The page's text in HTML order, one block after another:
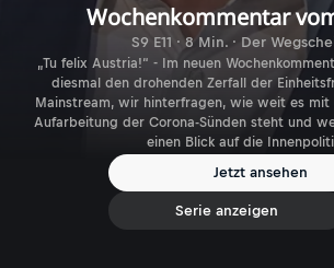
Wochenkommentar
S9 E11 · 8 Min. · Der
„Tu felix Austria!“ - Im neuen
diesmal den drohenden Zerfall der
Mainstream, wir hinterfragen, wie weit es mit
Aufarbeitung der Corona-Sünden steht und
einen Blick auf die
Jetzt ansehen
Serie anzeigen